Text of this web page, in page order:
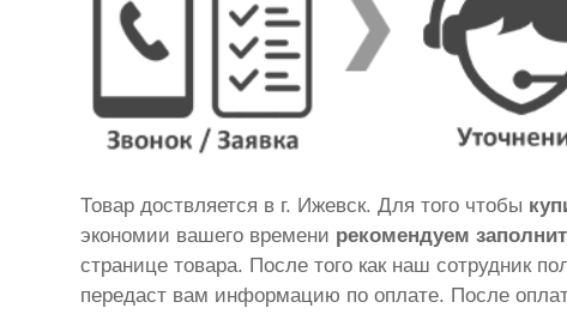
Товар доствляется в г. Ижевск. Для того чтобы
экономии вашего времени рекомендуем
странице товара. После того как наш сотрудник
передаст вам информацию по оплате. После